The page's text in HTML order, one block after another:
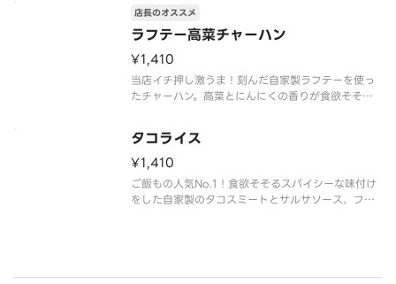
ラフテー高菜チャーハン
店長のオススメ
¥1,410
当店イチ押し激うま！刻んだ自家製ラフテーを使っ
たチャーハン。高菜とにんにくの香りが食欲そそる
タコライス
¥1,410
ご飯もの人気No.1！食欲そそるスパイシーな味付け
をした自家製のタコスミートとサルサソース、フレ